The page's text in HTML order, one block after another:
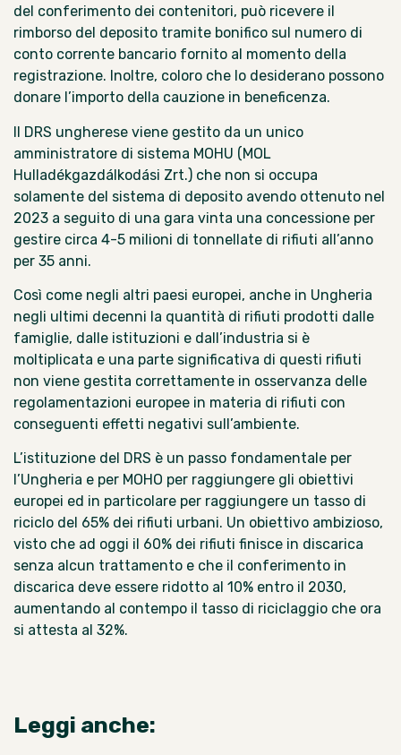
del conferimento dei contenitori, può ricevere il
rimborso del deposito tramite bonifico sul numero di
conto corrente bancario fornito al momento della
registrazione. Inoltre, coloro che lo desiderano possono
donare l’importo della cauzione in beneficenza.
Il DRS ungherese viene gestito da un unico
amministratore di sistema MOHU (MOL
Hulladékgazdálkodási Zrt.) che non si occupa
solamente del sistema di deposito avendo ottenuto nel
2023 a seguito di una gara vinta una concessione per
gestire circa 4-5 milioni di tonnellate di rifiuti all’anno
per 35 anni.
Così come negli altri paesi europei, anche in Ungheria
negli ultimi decenni la quantità di rifiuti prodotti dalle
famiglie, dalle istituzioni e dall’industria si è
moltiplicata e una parte significativa di questi rifiuti
non viene gestita correttamente in osservanza delle
regolamentazioni europee in materia di rifiuti con
conseguenti effetti negativi sull’ambiente.
L’istituzione del DRS è un passo fondamentale per
l’Ungheria e per MOHO per raggiungere gli obiettivi
europei ed in particolare per raggiungere un tasso di
riciclo del 65% dei rifiuti urbani. Un obiettivo ambizioso,
visto che ad oggi il 60% dei rifiuti finisce in discarica
senza alcun trattamento e che il conferimento in
discarica deve essere ridotto al 10% entro il 2030,
aumentando al contempo il tasso di riciclaggio che ora
si attesta al 32%.
Leggi anche: